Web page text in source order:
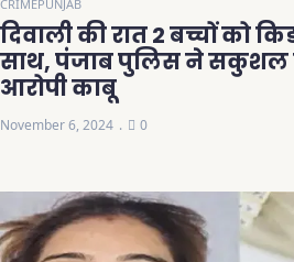
CRIMEPUNJAB
दिवाली की रात 2 बच्चों को
साथ, पंजाब पुलिस ने सकुशल
आरोपी काबू
November 6, 2024 0